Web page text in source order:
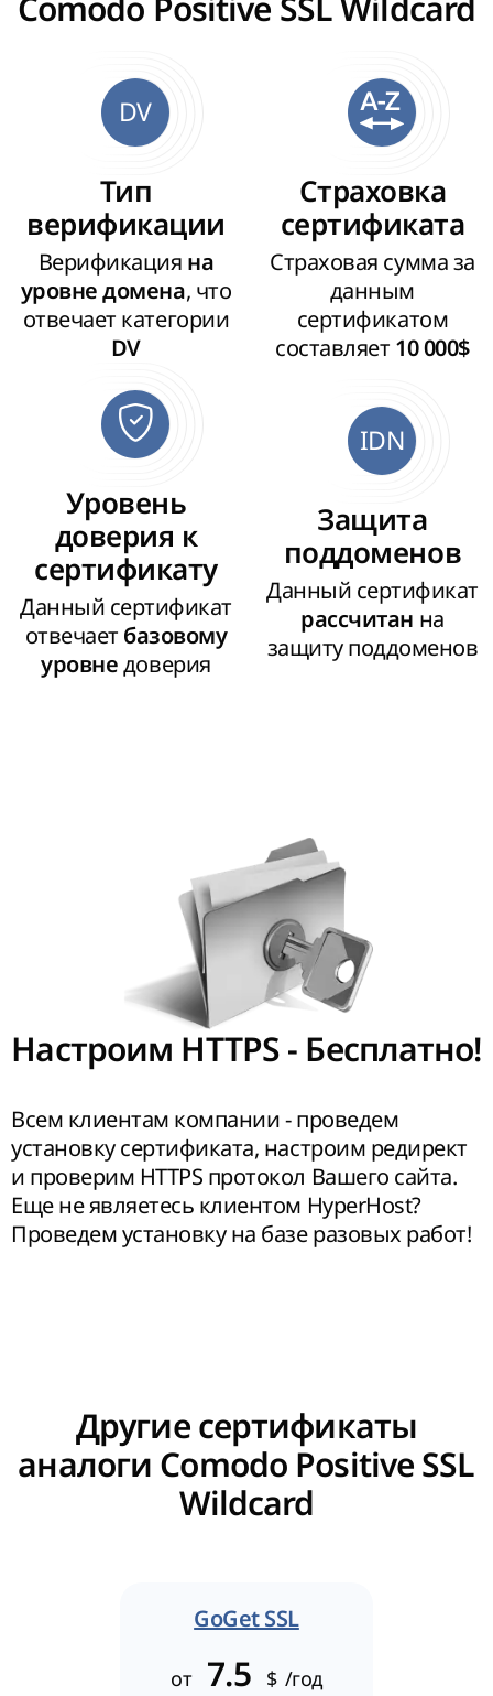
Comodo Positive SSL Wildcard
DV
Тип
верификации
Верификация на
уровне домена, что
отвечает категории
DV
Страховка
сертификата
Страховая сумма за
данным
сертификатом
составляет 10 000$
Уровень
доверия к
сертификату
Данный сертификат
отвечает базовому
уровне доверия
IDN
Защита
поддоменов
Данный сертификат
рассчитан на
защиту поддоменов
Настроим HTTPS - Бесплатно!
Всем клиентам компании - проведем
установку сертификата, настроим редирект
и проверим HTTPS протокол Вашего сайта.
Еще не являетесь клиентом HyperHost?
Проведем установку на базе разовых работ!
Другие сертификаты
аналоги Comodo Positive SSL
Wildcard
GoGet SSL
от 7.5 $ /год